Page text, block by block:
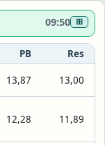
09:50 ⊞
PB Res
13,87 13,00
12,28 11,89